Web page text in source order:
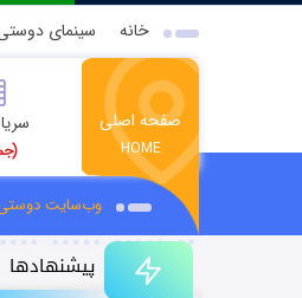
خانه سینمای
صفحه اصلی
HOME
وب‌سایت
پیشنهادها